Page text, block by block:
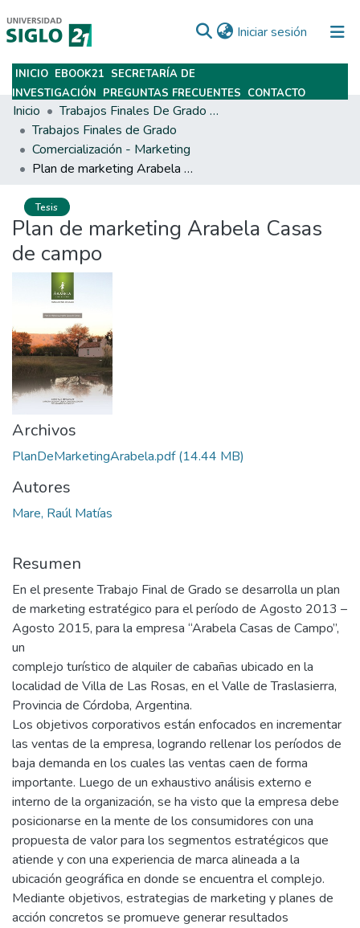
Iniciar sesión (current)
Subir
INICIO EBOOK21 SECRETARÍA DE
INVESTIGACIÓN PREGUNTAS FRECUENTES CONTACTO
Inicio
Trabajos Finales De Grado Y Posgrado
Trabajos Finales de Grado
Comercialización - Marketing
Plan de marketing Arabela Casas de campo
Tesis
Plan de marketing Arabela Casas
de campo
Archivos
PlanDeMarketingArabela.pdf(14.44 MB)
Autores
Mare, Raúl Matías
Resumen
En el presente Trabajo Final de Grado se desarrolla un plan
de marketing estratégico para el período de Agosto 2013 –
Agosto 2015, para la empresa “Arabela Casas de Campo”,
un
complejo turístico de alquiler de cabañas ubicado en la
localidad de Villa de Las Rosas, en el Valle de Traslasierra,
Provincia de Córdoba, Argentina.
Los objetivos corporativos están enfocados en incrementar
las ventas de la empresa, logrando rellenar los períodos de
baja demanda en los cuales las ventas caen de forma
importante. Luego de un exhaustivo análisis externo e
interno de la organización, se ha visto que la empresa debe
posicionarse en la mente de los consumidores con una
propuesta de valor para los segmentos estratégicos que
atiende y con una experiencia de marca alineada a la
ubicación geográfica en donde se encuentra el complejo.
Mediante objetivos, estrategias de marketing y planes de
acción concretos se promueve generar resultados